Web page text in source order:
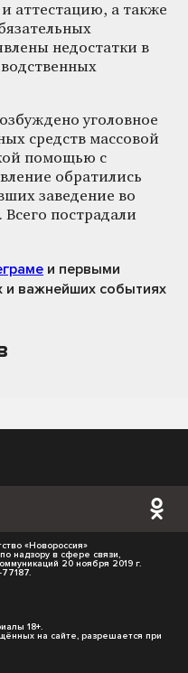
аттестацию, а также
недостатки в
уголовное
средств массовой
помощью с
обратились
заведение во
пострадали
и первыми
и важнейших событиях
«Новороссия»
надзору в сфере связи,
20 ноября 2019 г.
18+.
на сайте, разрешается при